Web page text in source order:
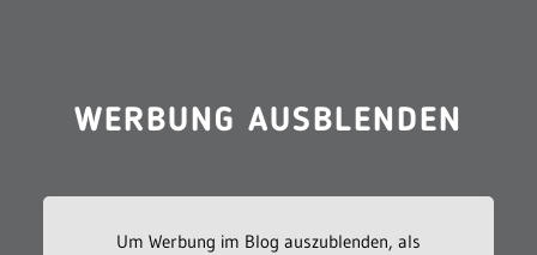
WERBUNG AUSBLENDEN
Um Werbung im Blog auszublenden, als